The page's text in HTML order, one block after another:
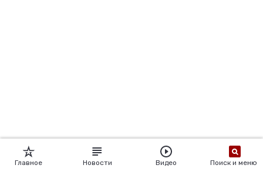
Главное Новости Видео Поиск и меню